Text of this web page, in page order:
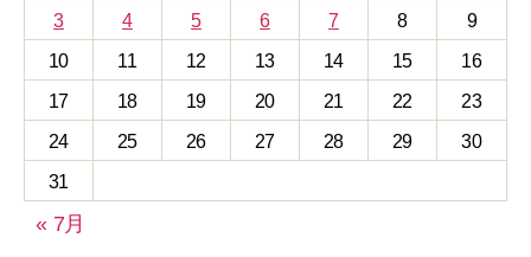
3
4 5 6 7 8
9
10
11 12 13 14 15
16
17
18 19 20 21 22
23
24
25 26 27 28 29
30
31
« 7月